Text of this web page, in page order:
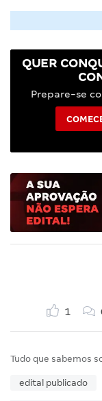
QUER
Prepare-se
1
Tudo que sabemos
edital publicado